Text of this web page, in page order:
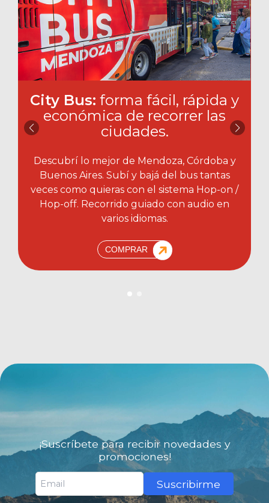
City Bus: forma fácil, rápida y
económica de recorrer las
ciudades.​
Descubrí lo mejor de Mendoza, Córdoba y
Buenos Aires. Subí y bajá del bus tantas
veces como quieras con el sistema Hop-on /
Hop-off. Recorrido guiado con audio en
varios idiomas.
COMPRAR
¡Suscríbete para recibir novedades y
promociones!
Suscribirme